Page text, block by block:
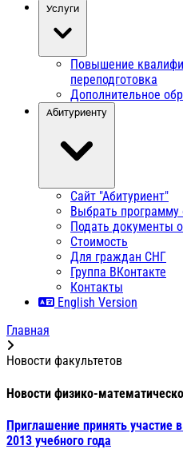
Услуги
Повышение
переподготовка
Дополнительное
Абитуриенту
Сайт "Абитуриент"
Выбрать программу
Подать документы
Стоимость
Для граждан СНГ
Группа ВКонтакте
Контакты
English Version
Главная
Новости факультетов
Новости физико-
Приглашение принять участие
2013 учебного года